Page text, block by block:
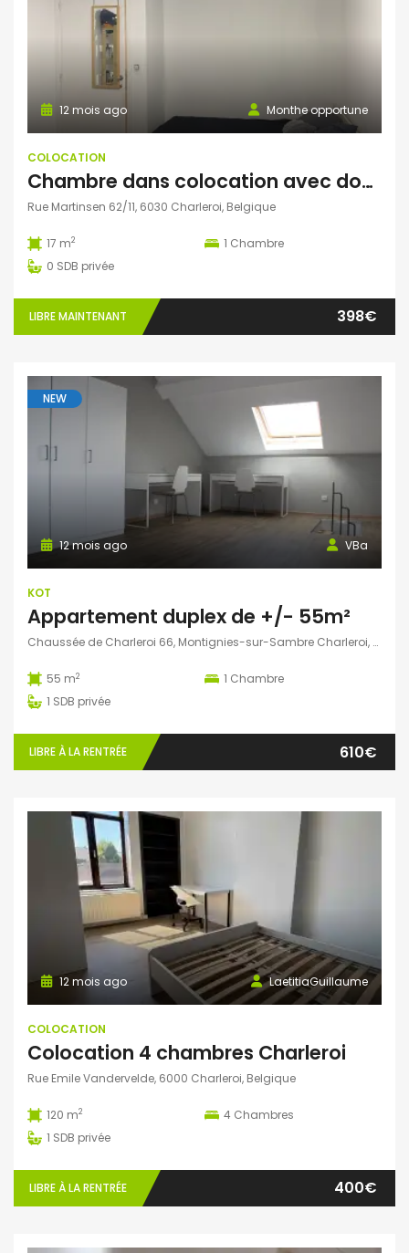
Monthe opportune
12 mois ago
COLOCATION
Chambre dans colocation avec domiciliation possible
Rue Martinsen 62/11, 6030 Charleroi, Belgique
17 m2 1 Chambre
0 SDB privée
LIBRE MAINTENANT 398€
NEW
VBa
12 mois ago
KOT
Appartement duplex de +/- 55m²
Chaussée de Charleroi 66, Montignies-sur-Sambre Charleroi, Belgique
55 m2 1 Chambre
1 SDB privée
LIBRE À LA RENTRÉE 610€
LaetitiaGuillaume
12 mois ago
COLOCATION
Colocation 4 chambres Charleroi
Rue Emile Vandervelde, 6000 Charleroi, Belgique
120 m2 4 Chambres
1 SDB privée
LIBRE À LA RENTRÉE 400€